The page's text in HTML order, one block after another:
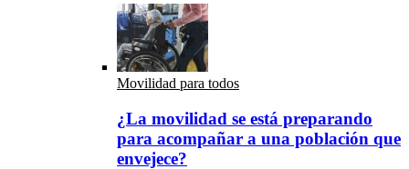
Movilidad para todos
¿La movilidad se está preparando
para acompañar a una población que
envejece?